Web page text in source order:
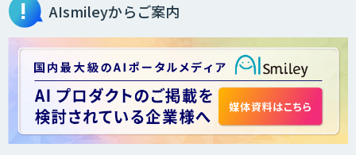
生成AI活用コンサルティング
法人向け生成AIソリューション（受託開
発/PoC&コンサル）
AIsmileyからご案内